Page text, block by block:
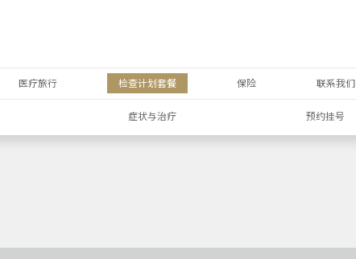
医疗旅行 检查计划套餐 保险 联系我们
症状与治疗 预约挂号